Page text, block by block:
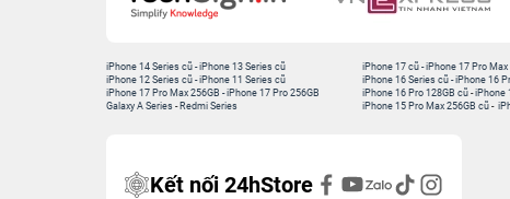
iPhone 14 Series cũ -iPhone 13 Series cũ
iPhone 12 Series cũ -iPhone 11 Series cũ
iPhone 17 Pro Max 256GB -iPhone 17 Pro 256GB
Galaxy A Series - Redmi Series
iPhone 17 cũ -iPhone 17 Pro Max
iPhone 16 Series cũ - iPhone 16
iPhone 16 Pro 128GB cũ -iPhone
iPhone 15 Pro Max 256GB cũ -
Kết nối 24hStore